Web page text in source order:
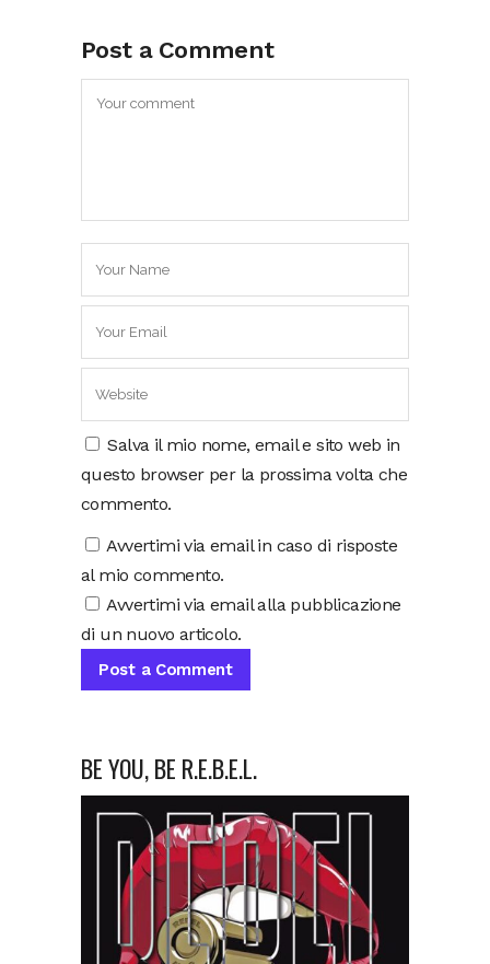
Post a Comment
Salva il mio nome, email e sito web in
questo browser per la prossima volta che
commento.
Avvertimi via email in caso di risposte
al mio commento.
Avvertimi via email alla pubblicazione
di un nuovo articolo.
BE YOU, BE R.E.B.E.L.